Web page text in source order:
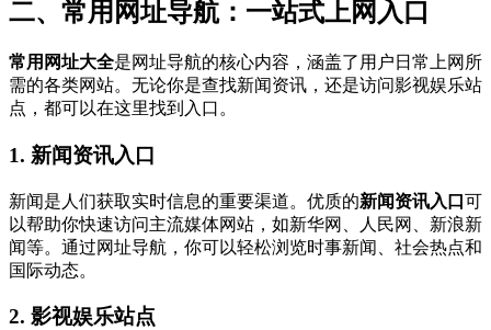
二、常用网址导航：一站式上网入口
常用网址大全是网址导航的核心内容，涵盖了用户日常上网所
需的各类网站。无论你是查找新闻资讯，还是访问影视娱乐站
点，都可以在这里找到入口。
1. 新闻资讯入口
新闻是人们获取实时信息的重要渠道。优质的新闻资讯入口 可
以帮助你快速访问主流媒体网站，如新华网、人民网、新浪新
闻等。通过网址导航，你可以轻松浏览时事新闻、社会热点和
国际动态。
2. 影视娱乐站点